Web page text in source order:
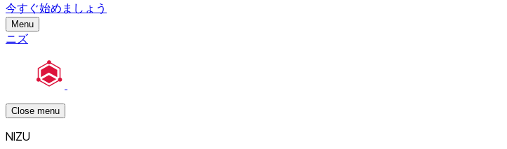
今すぐ始めましょう
Menu
ニズ
Close menu
NIZU